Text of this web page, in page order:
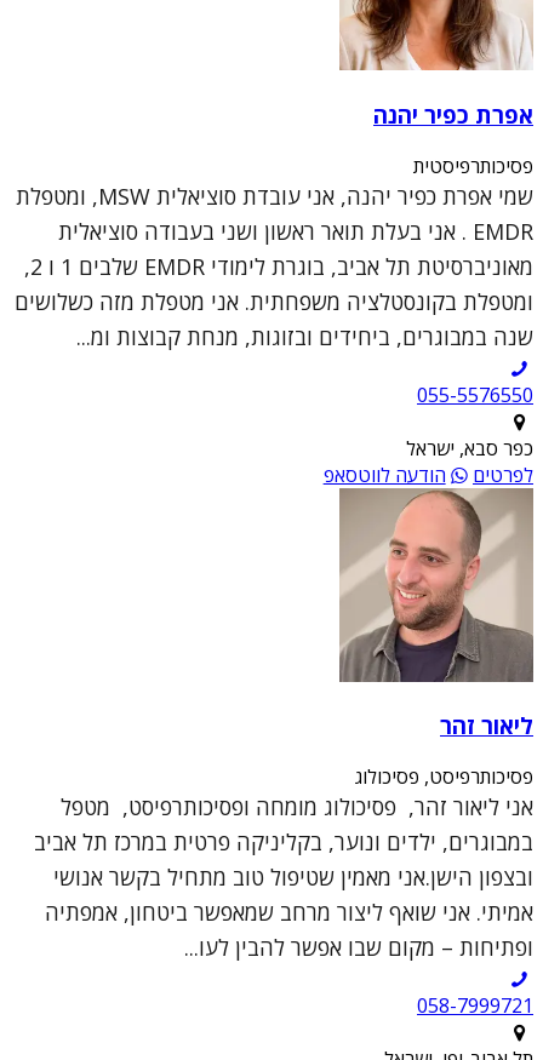
אפרת כפיר יהנה
פסיכותרפיסטית
שמי אפרת כפיר יהנה, אני עובדת סוציאלית MSW, ומטפלת
EMDR . אני בעלת תואר ראשון ושני בעבודה סוציאלית
מאוניברסיטת תל אביב, בוגרת לימודי EMDR שלבים 1 ו 2,
ומטפלת בקונסטלציה משפחתית. אני מטפלת מזה כשלושים
שנה במבוגרים, ביחידים ובזוגות, מנחת קבוצות ומ...
055-5576550
כפר סבא, ישראל
לפרטים
הודעה לווטסאפ
ליאור זהר
פסיכותרפיסט, פסיכולוג
אני ליאור זהר, פסיכולוג מומחה ופסיכותרפיסט, מטפל
במבוגרים, ילדים ונוער, בקליניקה פרטית במרכז תל אביב
ובצפון הישן.אני מאמין שטיפול טוב מתחיל בקשר אנושי
אמיתי. אני שואף ליצור מרחב שמאפשר ביטחון, אמפתיה
ופתיחות – מקום שבו אפשר להבין לעו...